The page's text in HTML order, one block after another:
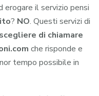
erogare il servizio pensi
? NO. Questi servizi di
scegliere di chiamare
che risponde e
tempo possibile in